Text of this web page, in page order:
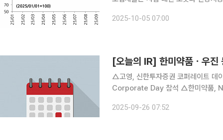
기업 중 로봇 투자와 도입에 앞서 있
2025-10-05 07:00
[오늘의 IR] 한미약품ㆍ우진
△고영, 신한투자증권 코퍼레이트
Corporate Day 참석 △한미약품,
가 △씨메스, 회사에 대한 투자자 이
2025-09-26 07:52